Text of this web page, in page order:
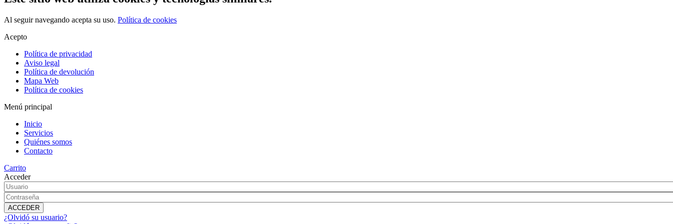
Al seguir navegando acepta su uso. Política de cookies
Acepto
Política de privacidad
Aviso legal
Política de devolución
Mapa Web
Política de cookies
Menú principal
Inicio
Servicios
Quiénes somos
Contacto
Carrito
Acceder
¿Olvidó su usuario?